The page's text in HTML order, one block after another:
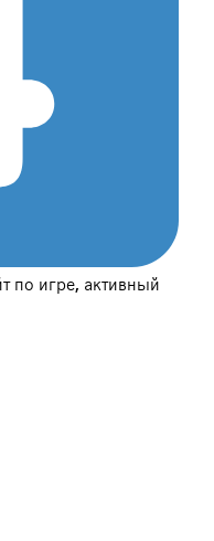
по игре, активный